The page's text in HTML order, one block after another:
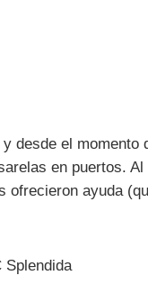
desde el momento
en puertos.
ayuda